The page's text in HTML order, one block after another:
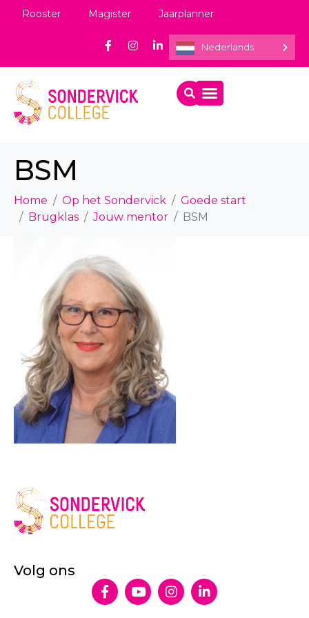
Rooster Magister Jaarplanner
Nederlands
BSM
Home Op het Sondervick
Goede start
Brugklas
Jouw mentor BSM
Volg ons